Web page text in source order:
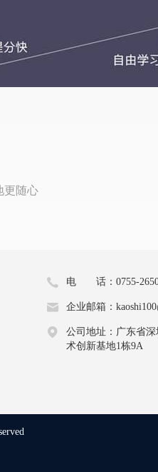
更随心
电 话：0755-
企业邮箱：
公司地址：广东省
术创新基地1栋9A